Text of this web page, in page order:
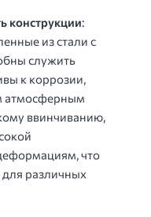
конструкции:
из стали с
служить
к коррозии,
атмосферным
ввинчиванию,
что
различных